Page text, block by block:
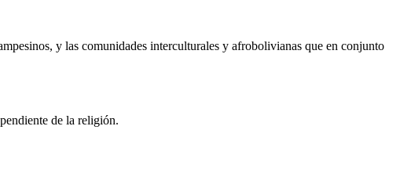
y las comunidades interculturales y afrobolivianas que en conjunto
de la religión.